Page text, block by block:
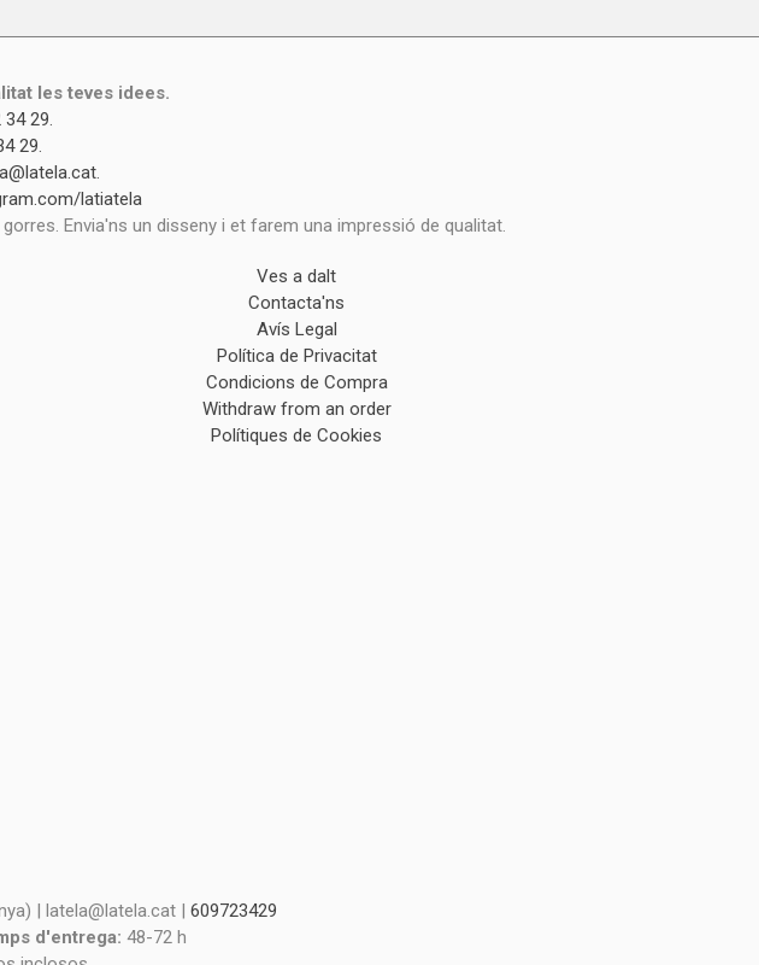
les teves idees.
34 29.
29.
.
latiatela
Envia'ns un disseny i et farem una impressió de qualitat.
Ves a dalt
Contacta'ns
Avís Legal
Política de Privacitat
Condicions de Compra
Withdraw from an order
Polítiques de Cookies
| latela@latela.cat | 609723429
d'entrega: 48-72 h